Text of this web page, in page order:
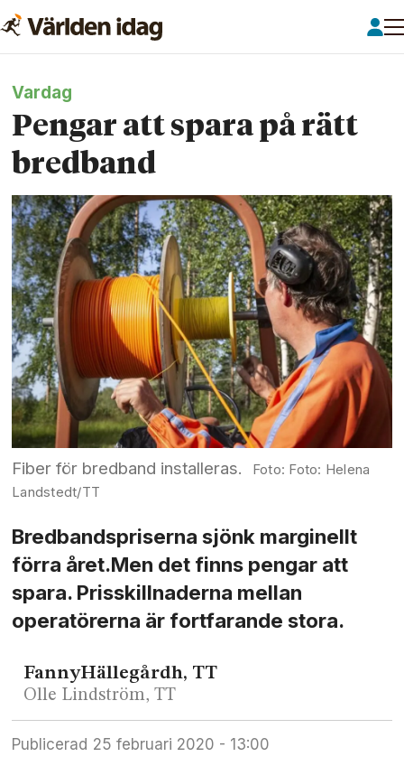
Vardag
Pengar att spara på rätt
bredband
Fiber för bredband installeras.
Foto: Helena
Landstedt/TT
Bredbandspriserna sjönk marginellt
förra året.Men det finns pengar att
spara. Prisskillnaderna mellan
operatörerna är fortfarande stora.
FannyHällegårdh, TT
Olle Lindström, TT
Publicerad
25 februari 2020 - 13:00